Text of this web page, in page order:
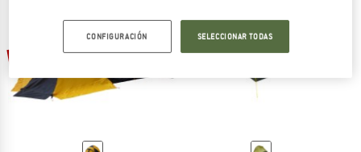
TO THE SALE
25%
CONFIGURACIÓN SELECCIONAR TODAS